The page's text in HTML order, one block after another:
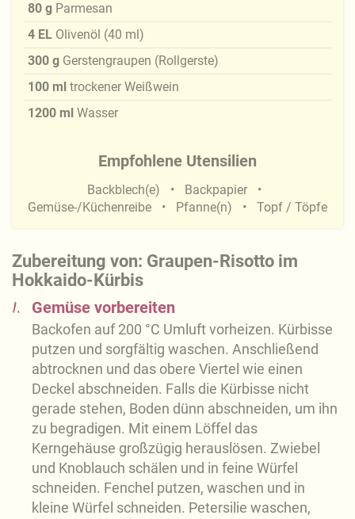
Zubereitung von: Graupen-Risotto im
Hokkaido-Kürbis
1. Gemüse vorbereiten
Backofen auf 200 °C Umluft vorheizen. Kürbisse
putzen und sorgfältig waschen. Anschließend
abtrocknen und das obere Viertel wie einen
Deckel abschneiden. Falls die Kürbisse nicht
gerade stehen, Boden dünn abschneiden, um ihn
zu begradigen. Mit einem Löffel das
Kerngehäuse großzügig herauslösen. Zwiebel
und Knoblauch schälen und in feine Würfel
schneiden. Fenchel putzen, waschen und in
kleine Würfel schneiden. Petersilie waschen,
80 g Parmesan
4 EL Olivenöl (40 ml)
300 g Gerstengraupen (Rollgerste)
100 ml trockener Weißwein
1200 ml Wasser
Empfohlene Utensilien
Backblech(e)
Backpapier
Gemüse-/Küchenreibe
Pfanne(n) Topf / Töpfe